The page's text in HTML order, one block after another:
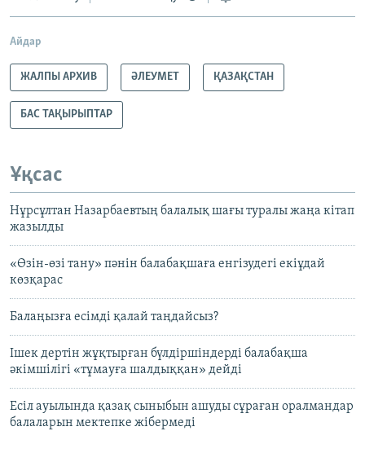
Айдар
ЖАЛПЫ АРХИВ ӘЛЕУМЕТ ҚАЗАҚСТАН
БАС ТАҚЫРЫПТАР
Ұқсас
Нұрсұлтан Назарбаевтың балалық шағы туралы жаңа кітап
жазылды
«Өзін-өзі тану» пәнін балабақшаға енгізудегі екіұдай
көзқарас
Балаңызға есімді қалай таңдайсыз?
Ішек дертін жұқтырған бүлдіршіндерді балабақша
әкімшілігі «тұмауға шалдыққан» дейді
Есіл ауылында қазақ сыныбын ашуды сұраған оралмандар
балаларын мектепке жібермеді